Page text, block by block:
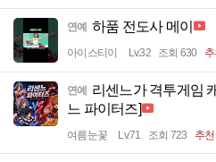
연예 하품 전도사 메이
아이스티이 Lv.32 조회 630
연예 리센느가 격투게임
느 파이터즈]
여름눈꽃 Lv.71 조회 723 추천